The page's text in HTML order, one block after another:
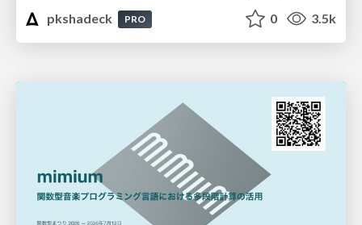
pkshadeck
PRO 0 3.5k